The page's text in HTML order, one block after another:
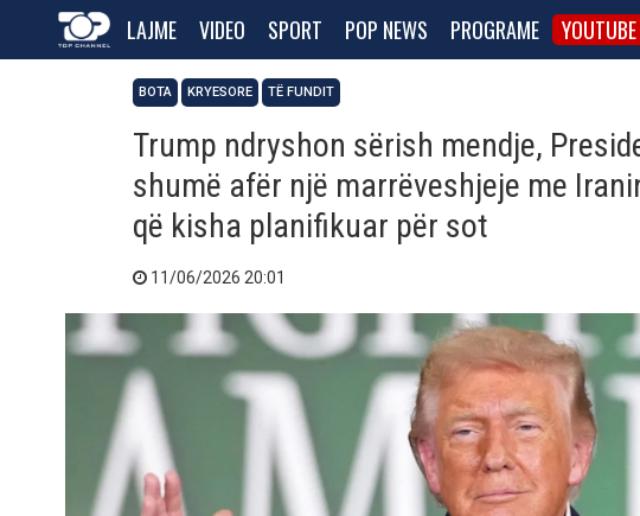
LAJME VIDEO SPORT POP NEWS PROGRAME YOUTUBE
BOTA KRYESORE TË FUNDIT
Trump ndryshon sërish mendje,
shumë afër një marrëveshjeje me
që kisha planifikuar për sot
11/06/2026 20:01